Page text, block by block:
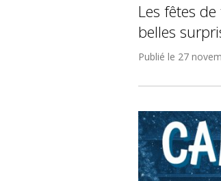
Les fêtes
belles
Publié le 27